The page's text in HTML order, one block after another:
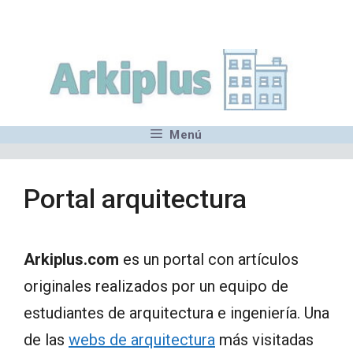
contenido
Menú
Portal arquitectura
Arkiplus.com es un portal con artículos
originales realizados por un equipo de
estudiantes de arquitectura e ingeniería. Una
de las webs de arquitectura más visitadas